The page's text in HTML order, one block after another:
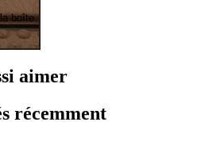
boîte
aimer
récemment